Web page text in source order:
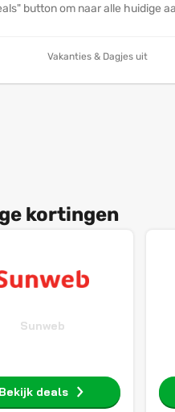
button om naar alle huidige
Vakanties & Dagjes uit
kortingen
Sunweb
Bekijk deals